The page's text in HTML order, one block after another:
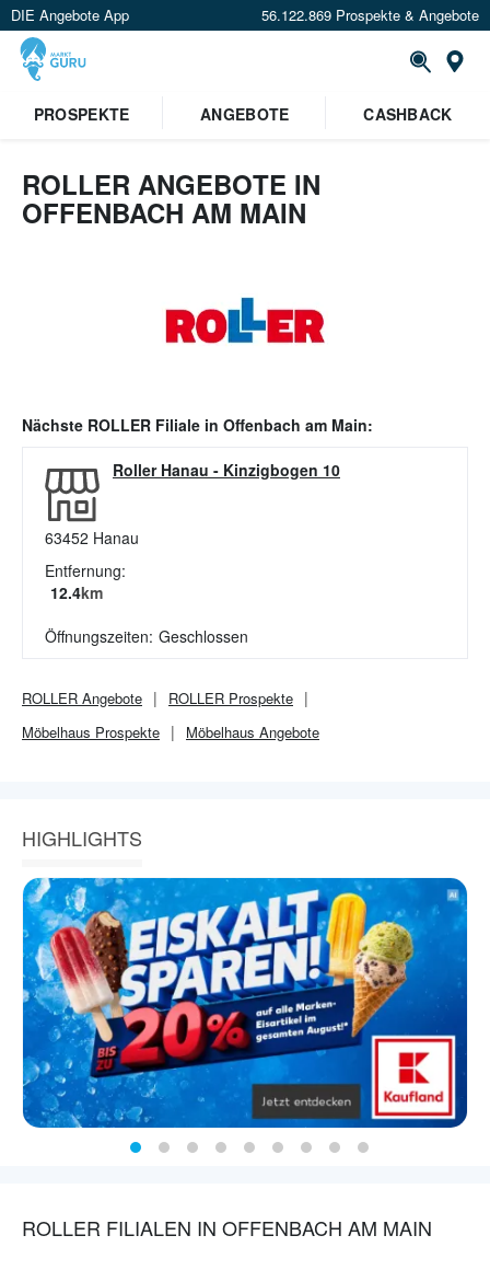
DIE Angebote App 56.122.869 Prospekte & Angebote
PROSPEKTE
ANGEBOTE CASHBACK
ROLLER ANGEBOTE IN
OFFENBACH AM MAIN
Nächste ROLLER Filiale in Offenbach am Main:
Roller Hanau - Kinzigbogen 10
63452 Hanau
Entfernung:
12.4km
Öffnungszeiten: Geschlossen
ROLLER Angebote ROLLER Prospekte
Möbelhaus Prospekte Möbelhaus Angebote
HIGHLIGHTS
ROLLER FILIALEN IN OFFENBACH AM MAIN